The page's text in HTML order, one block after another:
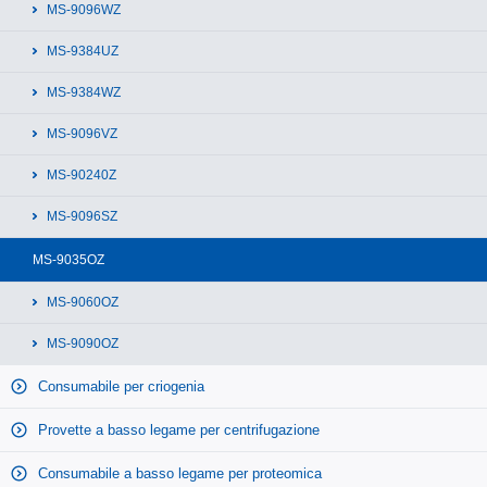
sferoidi più aderenti, come necessario per alcuni tipi di cellule
specifici. Per lo Screening ad alto rendimento (HTS), sono
MS-9096WZ
MS-9384UZ
MS-9384WZ
MS-9096VZ
MS-90240Z
MS-9096SZ
MS-9035OZ
MS-9060OZ
MS-9090OZ
Consumabile per criogenia
Provette a basso legame per centrifugazione
Consumabile a basso legame per proteomica